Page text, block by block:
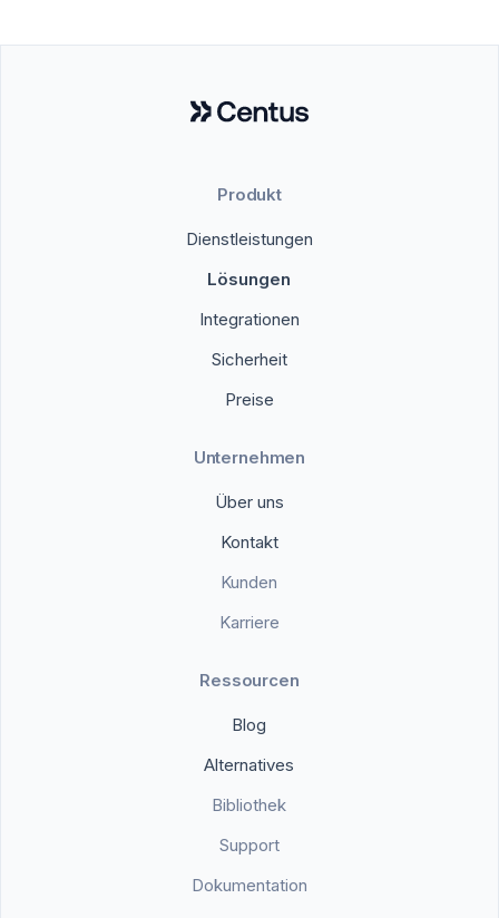
Produkt
Dienstleistungen
Lösungen
Integrationen
Sicherheit
Preise
Unternehmen
Über uns
Kontakt
Kunden
Karriere
Ressourcen
Blog
Alternatives
Bibliothek
Support
Dokumentation